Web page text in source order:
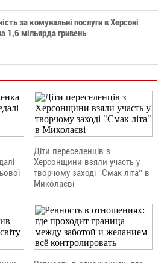
за комунальні послуги в Херсоні
1,6 мільярда гривень
Діти переселенців з
Херсонщини взяли участь у
творчому заході "Смак літа" в
Миколаєві